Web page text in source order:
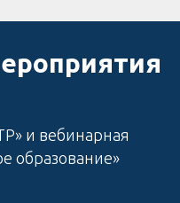
и вебинарная
образование»